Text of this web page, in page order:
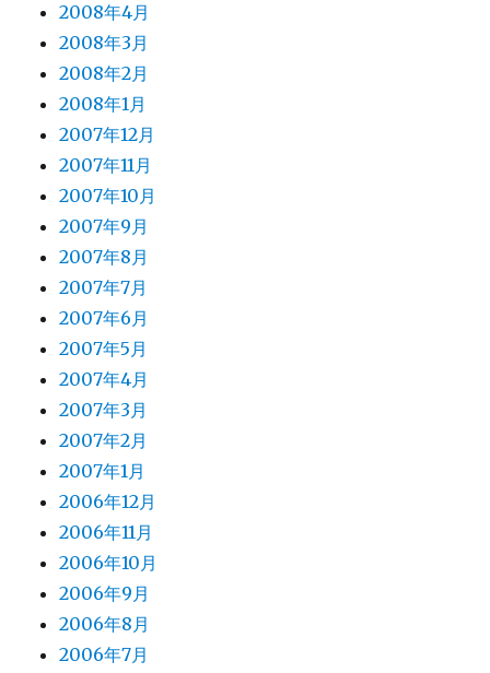
2008年4月
2008年3月
2008年2月
2008年1月
2007年12月
2007年11月
2007年10月
2007年9月
2007年8月
2007年7月
2007年6月
2007年5月
2007年4月
2007年3月
2007年2月
2007年1月
2006年12月
2006年11月
2006年10月
2006年9月
2006年8月
2006年7月